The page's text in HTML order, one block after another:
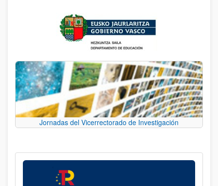
Jornadas del Vicerrectorado de Investigación